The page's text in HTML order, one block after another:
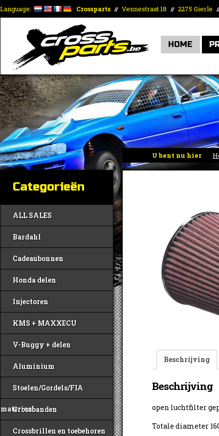
Language: Crossparts // Vennestraat 18 // 2275 Gierle
HOME
U bent nu hier
Categorieën
ALL SALES
Bardahl
Cadeaubonnen
Honda delen
Injectoren
KMS + MAXXECU
V-Buggy + delen
Aluminium
Stoelen/Gordels/FIA
materiaal
Crossbanden
Crossbrillen en toebehoren
Beschrijving
Beschrijving
open luchtfilter
Totale diameter